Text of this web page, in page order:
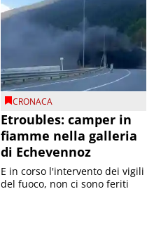
CRONACA
Etroubles: camper in
fiamme nella galleria
di Echevennoz
E in corso l'intervento dei vigili
del fuoco, non ci sono feriti